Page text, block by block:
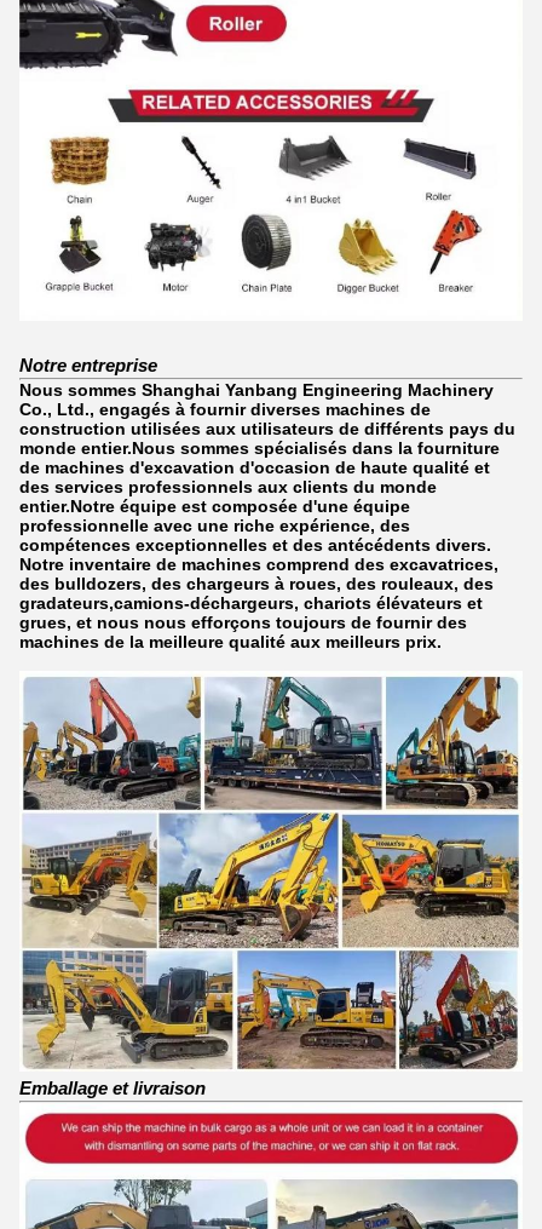
Notre entreprise
Nous sommes Shanghai Yanbang Engineering Machinery
Co., Ltd., engagés à fournir diverses machines de
construction utilisées aux utilisateurs de différents pays du
monde entier.Nous sommes spécialisés dans la fourniture
de machines d'excavation d'occasion de haute qualité et
des services professionnels aux clients du monde
entier.Notre équipe est composée d'une équipe
professionnelle avec une riche expérience, des
compétences exceptionnelles et des antécédents divers.
Notre inventaire de machines comprend des excavatrices,
des bulldozers, des chargeurs à roues, des rouleaux, des
gradateurs,camions-déchargeurs, chariots élévateurs et
grues, et nous nous efforçons toujours de fournir des
machines de la meilleure qualité aux meilleurs prix.
Emballage et livraison